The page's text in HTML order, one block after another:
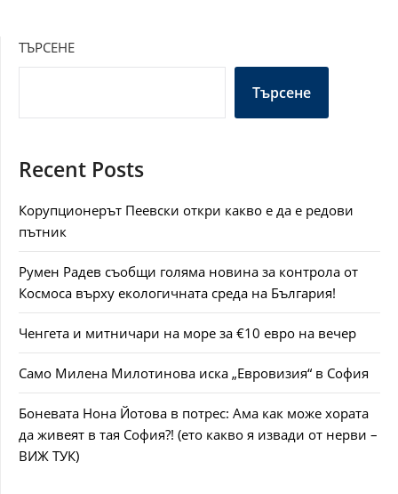
ТЪРСЕНЕ
Търсене
Recent Posts
Корупционерът Пеевски откри какво е да е редови
пътник
Румен Радев съобщи голяма новина за контрола от
Космоса върху екологичната среда на България!
Ченгета и митничари на море за €10 евро на вечер
Само Милена Милотинова иска „Евровизия“ в София
Боневата Нона Йотова в потрес: Ама как може хората
да живеят в тая София?! (ето какво я извади от нерви –
ВИЖ ТУК)